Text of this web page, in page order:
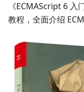
《ECMAScript 6
教程，全面介绍